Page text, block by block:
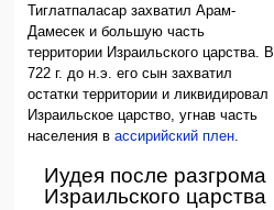
Тиглатпаласар захватил Арам-
Дамесек и большую часть
территории Израильского царства. В
722 г. до н.э. его сын захватил
остатки территории и ликвидировал
Израильское царство, угнав часть
населения вассирийский плен.
Иудея после разгрома
Израильского царства